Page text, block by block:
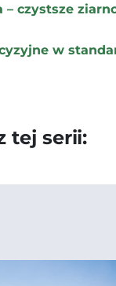
czystsze
w
tej serii: